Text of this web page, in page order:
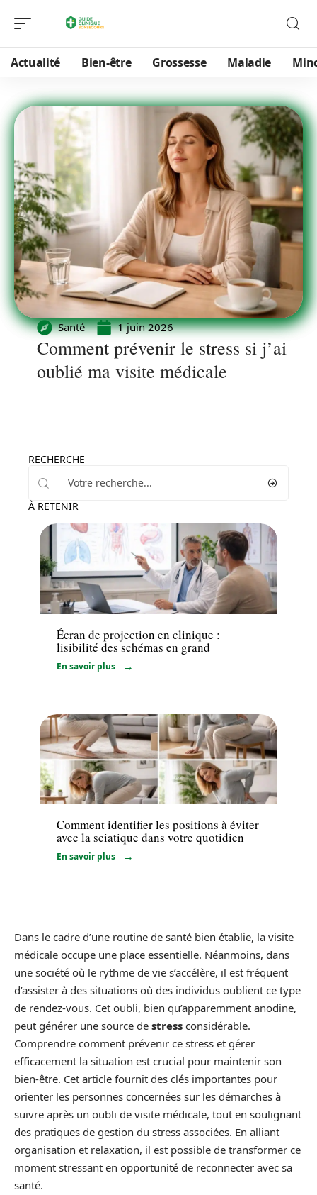
Actualité Bien-être Grossesse Maladie
Santé 1 juin 2026
Comment prévenir le stress si j’ai
oublié ma visite médicale
RECHERCHE
À RETENIR
Santé
Écran de projection en clinique :
lisibilité des schémas en grand
En savoir plus
Santé
Comment identifier les positions à éviter
avec la sciatique dans votre quotidien
En savoir plus
Dans le cadre d’une routine de santé bien établie, la visite
médicale occupe une place essentielle. Néanmoins, dans
une société où le rythme de vie s’accélère, il est fréquent
d’assister à des situations où des individus oublient ce type
de rendez-vous. Cet oubli, bien qu’apparemment anodine,
peut générer une source de stress considérable.
Comprendre comment prévenir ce stress et gérer
efficacement la situation est crucial pour maintenir son
bien-être. Cet article fournit des clés importantes pour
orienter les personnes concernées sur les démarches à
suivre après un oubli de visite médicale, tout en soulignant
des pratiques de gestion du stress associées. En alliant
organisation et relaxation, il est possible de transformer ce
moment stressant en opportunité de reconnecter avec sa
santé.